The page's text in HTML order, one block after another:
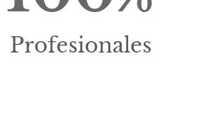
Profesionales